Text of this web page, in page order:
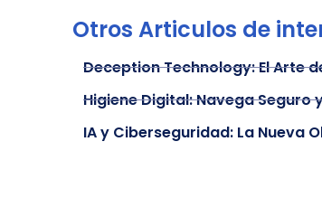
Otros Articulos de
Deception Technology: El Arte
Higiene Digital: Navega Seguro
IA y Ciberseguridad: La Nueva